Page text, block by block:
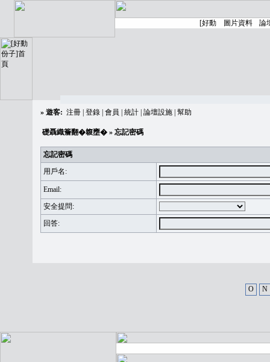
» 遊客: 注冊 登錄 會員 統計 論壇設施 幫助
礎聶織簷翻�䪖壅� » 忘記密碼
忘記密碼
用戶名:
Email:
安全提問:
回答:
O N